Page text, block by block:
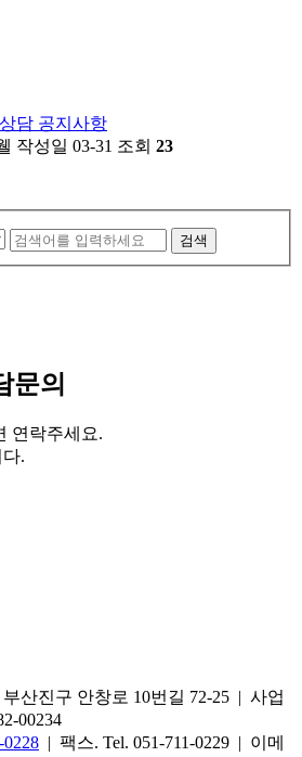
담 공지사항
작성일 03-31 조회 23
검색
문의
연락주세요.
.
산진구 안창로 10번길 72-25 | 사업
00234
0228 | 팩스. Tel. 051-711-0229 | 이메